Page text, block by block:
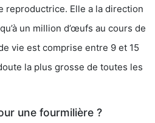
reproductrice. Elle a la direction
un million d’œufs au cours de
vie est comprise entre 9 et 15
la plus grosse de toutes les
une fourmilière ?